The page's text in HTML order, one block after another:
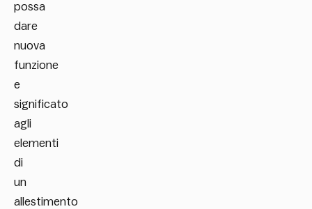
possa
dare
nuova
funzione
e
significato
agli
elementi
di
un
allestimento